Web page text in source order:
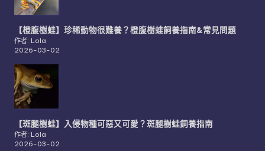
【橙腹樹蛙】珍稀動物很難養？橙腹樹蛙飼養指南&常見問題
作者: Lola
2026-03-02
【斑腿樹蛙】入侵物種可惡又可愛？斑腿樹蛙飼養指南
作者: Lola
2026-03-02